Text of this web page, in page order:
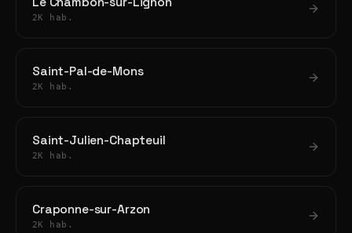
2K hab.
Saint-Pal-de-Mons
2K hab.
Saint-Julien-Chapteuil
2K hab.
Craponne-sur-Arzon
2K hab.